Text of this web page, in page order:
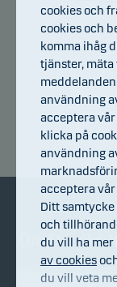
95
99
08.07.2026
Om Danske
Om Danske Invest
cookies och
cookies och
komma ihåg
tjänster,
användning
acceptera
klicka på
användning
acceptera
Ditt
och
du vill ha
av cookies
du vill veta